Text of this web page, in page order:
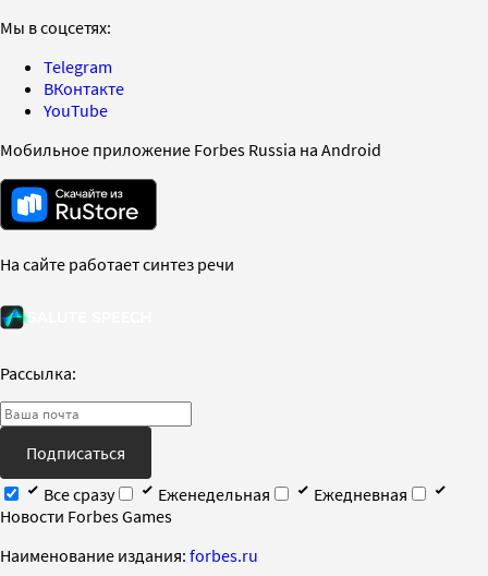
Мы в соцсетях:
Telegram
ВКонтакте
YouTube
Мобильное приложение Forbes Russia на Android
На сайте работает синтез речи
Рассылка:
Подписаться
Все сразу
Еженедельная
Ежедневная
Новости Forbes Games
Наименование издания: forbes.ru